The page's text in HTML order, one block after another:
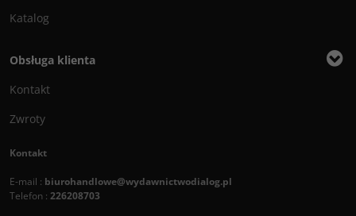
Katalog
Obsługa klienta
Kontakt
Zwroty
Kontakt
E-mail : biurohandlowe@wydawnictwodialog.pl
Telefon : 226208703